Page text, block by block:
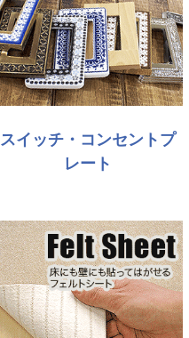
スイッチ・コンセントプ
レート